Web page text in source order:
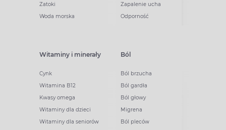
Zatoki
Woda morska
Zapalenie ucha
Odporność
Witaminy i minerały
Cynk
Witamina B12
Kwasy omega
Witaminy dla dzieci
Witaminy dla seniorów
Ból
Ból brzucha
Ból gardła
Ból głowy
Migrena
Ból pleców